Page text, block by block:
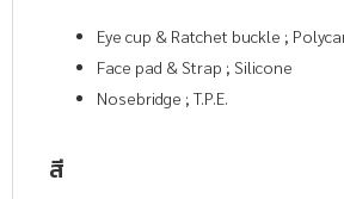
Eye cup & Ratchet buckle ;
Face pad & Strap ; Silicone
Nosebridge ; T.P.E.
สี